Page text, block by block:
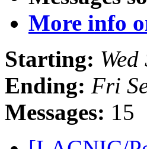
More info
Starting:
Ending: Fri
Messages: 15